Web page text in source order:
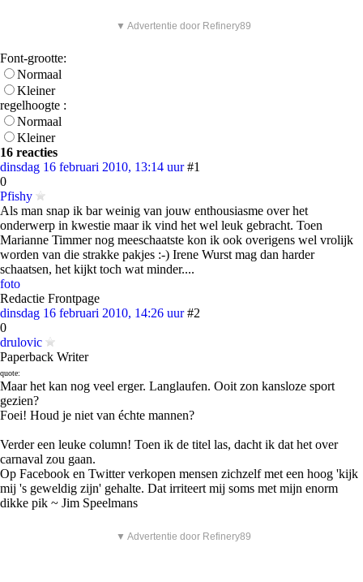
▼ Advertentie door Refinery89
Font-grootte:
Normaal
Kleiner
regelhoogte :
Normaal
Kleiner
16 reacties
dinsdag 16 februari 2010, 13:14 uur #1
0
Pfishy
Als man snap ik bar weinig van jouw enthousiasme over het
onderwerp in kwestie maar ik vind het wel leuk gebracht. Toen
Marianne Timmer nog meeschaatste kon ik ook overigens wel vrolijk
worden van die strakke pakjes :-) Irene Wurst mag dan harder
schaatsen, het kijkt toch wat minder....
foto
Redactie Frontpage
dinsdag 16 februari 2010, 14:26 uur #2
0
drulovic
Paperback Writer
quote:
Maar het kan nog veel erger. Langlaufen. Ooit zon kansloze sport
gezien?
Foei! Houd je niet van échte mannen?
Verder een leuke column! Toen ik de titel las, dacht ik dat het over
carnaval zou gaan.
Op Facebook en Twitter verkopen mensen zichzelf met een hoog 'kijk
mij 's geweldig zijn' gehalte. Dat irriteert mij soms met mijn enorm
dikke pik ~ Jim Speelmans
▼ Advertentie door Refinery89